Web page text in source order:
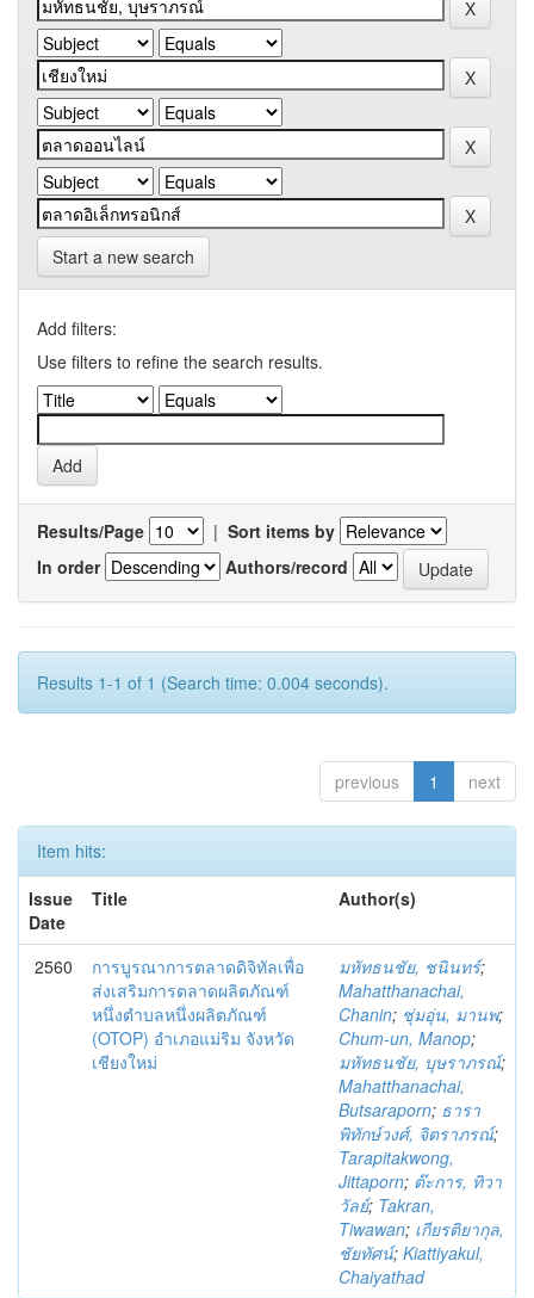
Start a new search
Add filters:
Use filters to refine the search results.
Results/Page | Sort items by
In order
Authors/record
Results 1-1 of 1 (Search time: 0.004 seconds).
previous 1 next
Item hits:
Issue
Date
Title Author(s)
2560
การบูรณาการตลาดดิจิทัลเพื่อ
ส่งเสริมการตลาดผลิตภัณฑ์
หนึ่งตำบลหนึ่งผลิตภัณฑ์
(OTOP) อำเภอแม่ริม จังหวัด
เชียงใหม่
มหัทธนชัย, ชนินทร์;
Mahatthanachai,
Chanin; ชุ่มอุ่น, มานพ;
Chum-un, Manop;
มหัทธนชัย, บุษราภรณ์;
Mahatthanachai,
Butsaraporn; ธารา
พิทักษ์วงศ์, จิตราภรณ์;
Tarapitakwong,
Jittaporn; ต๊ะการ, ทิวา
วัลย์; Takran,
Tiwawan; เกียรติยากุล,
ชัยทัศน์; Kiattiyakul,
Chaiyathad